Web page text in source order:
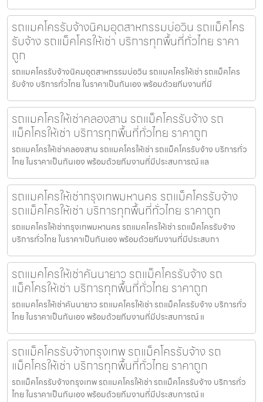
รถแมคโครรับจ้างนิคมอุตสาหกรรมบ่อวิน รถแม็คโคร
รับจ้าง รถแม็คโครให้เช่า บริการทุกพื้นที่ทั่วไทย ราคา
ถูก
รถแมคโครรับจ้างนิคมอุตสาหกรรมบ่อวิน รถแมคโครให้เช่า รถแม็คโคร
รับจ้าง บริการทั่วไทย ในราคาเป็นกันเอง พร้อมด้วยทีมงานที่มี
รถแมคโครให้เช่าคลองสาน รถแม็คโครรับจ้าง รถ
แม็คโครให้เช่า บริการทุกพื้นที่ทั่วไทย ราคาถูก
รถแมคโครให้เช่าคลองสาน รถแมคโครให้เช่า รถแม็คโครรับจ้าง บริการทั่ว
ไทย ในราคาเป็นกันเอง พร้อมด้วยทีมงานที่มีประสบการณ์ แล
รถแมคโครให้เช่ากรุงเทพมหานคร รถแม็คโครรับจ้าง
รถแม็คโครให้เช่า บริการทุกพื้นที่ทั่วไทย ราคาถูก
รถแมคโครให้เช่ากรุงเทพมหานคร รถแมคโครให้เช่า รถแม็คโครรับจ้าง
บริการทั่วไทย ในราคาเป็นกันเอง พร้อมด้วยทีมงานที่มีประสบกา
รถแมคโครให้เช่าคันนายาว รถแม็คโครรับจ้าง รถ
แม็คโครให้เช่า บริการทุกพื้นที่ทั่วไทย ราคาถูก
รถแมคโครให้เช่าคันนายาว รถแมคโครให้เช่า รถแม็คโครรับจ้าง บริการทั่ว
ไทย ในราคาเป็นกันเอง พร้อมด้วยทีมงานที่มีประสบการณ์ แ
รถแม็คโครรับจ้างกรุงเทพ รถแม็คโครรับจ้าง รถ
แม็คโครให้เช่า บริการทุกพื้นที่ทั่วไทย ราคาถูก
รถแม็คโครรับจ้างกรุงเทพ รถแมคโครให้เช่า รถแม็คโครรับจ้าง บริการทั่ว
ไทย ในราคาเป็นกันเอง พร้อมด้วยทีมงานที่มีประสบการณ์ แ